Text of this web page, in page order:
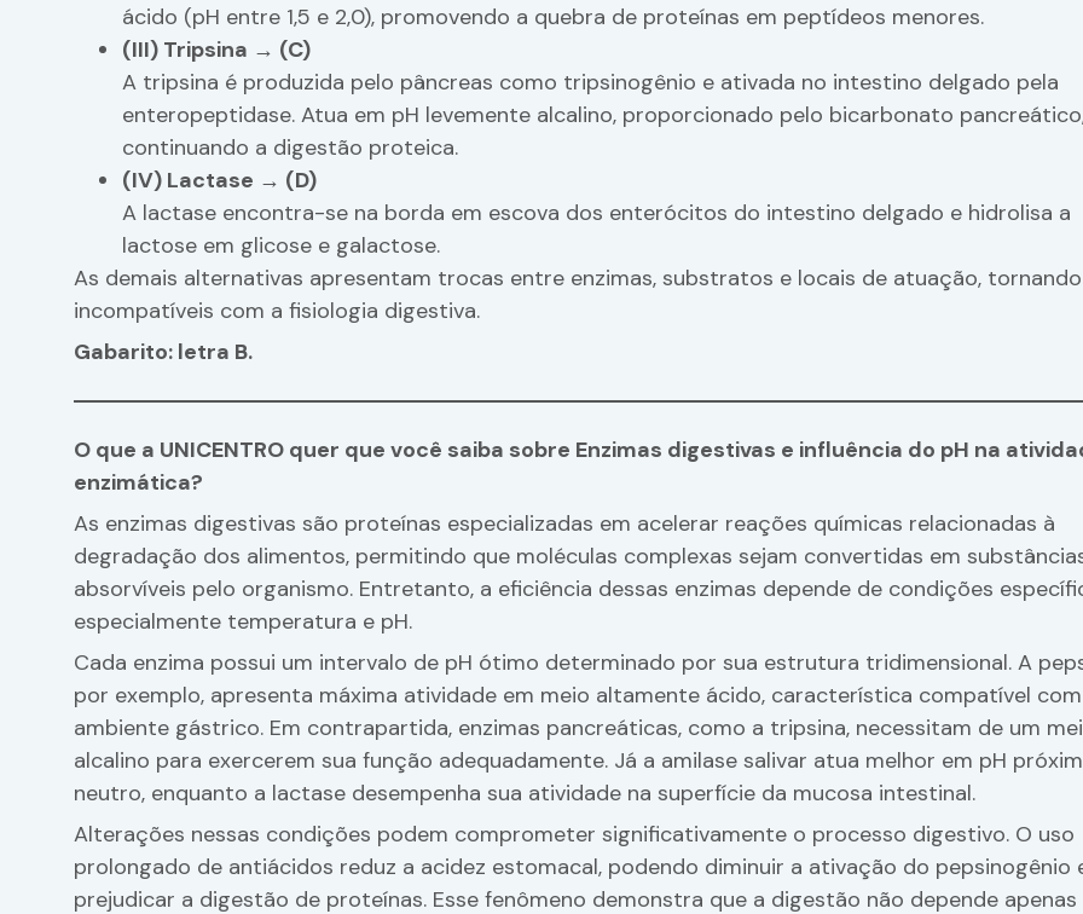
ácido (pH entre 1,5 e 2,0), promovendo a quebra de proteínas em peptídeos menores.
(III) Tripsina → (C)
A tripsina é produzida pelo pâncreas como tripsinogênio e ativada no intestino delgado pela
enteropeptidase. Atua em pH levemente alcalino, proporcionado pelo bicarbonato
continuando a digestão proteica.
(IV) Lactase → (D)
A lactase encontra-se na borda em escova dos enterócitos do intestino delgado e hidrolisa a
lactose em glicose e galactose.
As demais alternativas apresentam trocas entre enzimas, substratos e locais de atuação,
incompatíveis com a fisiologia digestiva.
Gabarito: letra B.
O que a UNICENTRO quer que você saiba sobre Enzimas digestivas e influência do pH na
enzimática?
As enzimas digestivas são proteínas especializadas em acelerar reações químicas relacionadas à
degradação dos alimentos, permitindo que moléculas complexas sejam convertidas em
absorvíveis pelo organismo. Entretanto, a eficiência dessas enzimas depende de condições
especialmente temperatura e pH.
Cada enzima possui um intervalo de pH ótimo determinado por sua estrutura tridimensional. A
por exemplo, apresenta máxima atividade em meio altamente ácido, característica compatível
ambiente gástrico. Em contrapartida, enzimas pancreáticas, como a tripsina, necessitam de um
alcalino para exercerem sua função adequadamente. Já a amilase salivar atua melhor em pH
neutro, enquanto a lactase desempenha sua atividade na superfície da mucosa intestinal.
Alterações nessas condições podem comprometer significativamente o processo digestivo. O uso
prolongado de antiácidos reduz a acidez estomacal, podendo diminuir a ativação do pepsinogênio
prejudicar a digestão de proteínas. Esse fenômeno demonstra que a digestão não depende apenas